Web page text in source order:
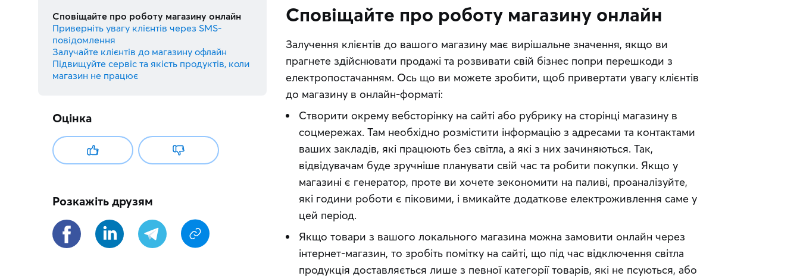
Сповіщайте про роботу магазину онлайн
Залучення клієнтів до вашого магазину має вирішальне значення, якщо ви
прагнете здійснювати продажі та розвивати свій бізнес попри перешкоди з
електропостачанням. Ось що ви можете зробити, щоб привертати увагу клієнтів
до магазину в онлайн-форматі:
Створити окрему вебсторінку на сайті або рубрику на сторінці магазину в
соцмережах. Там необхідно розмістити інформацію з адресами та контактами
ваших закладів, які працюють без світла, а які з них зачиняються. Так,
відвідувачам буде зручніше планувати свій час та робити покупки. Якщо у
магазині є генератор, проте ви хочете зекономити на паливі, проаналізуйте,
які години роботи є піковими, і вмикайте додаткове електроживлення саме у
цей період.
Якщо товари з вашого локального магазина можна замовити онлайн через
інтернет-магазин, то зробіть помітку на сайті, що під час відключення світла
продукція доставляється лише з певної категорії товарів, які не псуються, або
Сповіщайте про роботу магазину онлайн
Приверніть увагу клієнтів через SMS-
повідомлення
Залучайте клієнтів до магазину офлайн
Підвищуйте сервіс та якість продуктів, коли
магазин не працює
Оцінка
Розкажіть друзям